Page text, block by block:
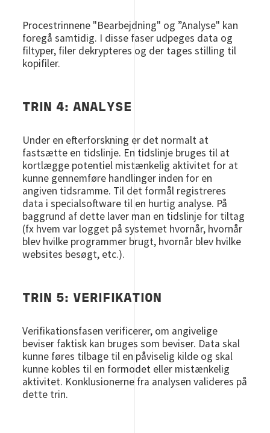
Procestrinnene "Bearbejdning" og ”Analyse" kan
foregå samtidig. I disse faser udpeges data og
filtyper, filer dekrypteres og der tages stilling til
kopifiler.
TRIN 4: ANALYSE
Under en efterforskning er det normalt at
fastsætte en tidslinje. En tidslinje bruges til at
kortlægge potentiel mistænkelig aktivitet for at
kunne gennemføre handlinger inden for en
angiven tidsramme. Til det formål registreres
data i specialsoftware til en hurtig analyse. På
baggrund af dette laver man en tidslinje for tiltag
(fx hvem var logget på systemet hvornår, hvornår
blev hvilke programmer brugt, hvornår blev hvilke
websites besøgt, etc.).
TRIN 5: VERIFIKATION
Verifikationsfasen verificerer, om angivelige
beviser faktisk kan bruges som beviser. Data skal
kunne føres tilbage til en påviselig kilde og skal
kunne kobles til en formodet eller mistænkelig
aktivitet. Konklusionerne fra analysen valideres på
dette trin.